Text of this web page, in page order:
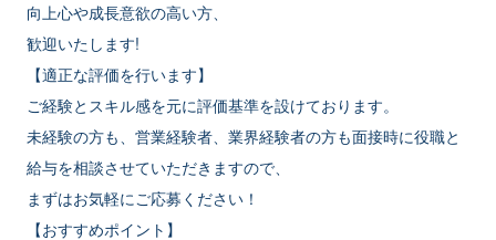
向上心や成長意欲の高い方、
歓迎いたします!
【適正な評価を行います】
ご経験とスキル感を元に評価基準を設けております。
未経験の方も、営業経験者、業界経験者の方も面接時に役職と
給与を相談させていただきますので、
まずはお気軽にご応募ください！
【おすすめポイント】